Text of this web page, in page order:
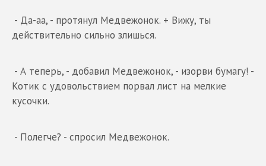
- Да-аа, - протянул Медвежонок. + Вижу, ты
действительно сильно злишься.
- А теперь, - добавил Медвежонок, - изорви бумагу! -
Котик с удовольствием порвал лист на мелкие
кусочки.
- Полегче? - спросил Медвежонок.